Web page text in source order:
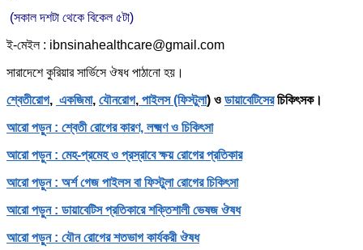
(সকাল দশটা থেকে বিকেল ৫টা)
ই-মেইল : ibnsinahealthcare@gmail.com
সারাদেশে কুরিয়ার সার্ভিসে ঔষধ পাঠানো হয়।
শ্বেতীরোগ, একজিমা, যৌনরোগ, পাইলস (ফিস্টুলা) ও ডায়াবেটিসেরচিকিৎসক।
আরো পড়ুন : শ্বেতী রোগের কারণ, লক্ষ্মণ ও চিকিৎসা
আরো পড়ুন : মেহ-প্রমেহ ও প্রস্রাবে ক্ষয় রোগের প্রতিকার
আরো পড়ুন : অর্শ গেজ পাইলস বা ফিস্টুলা রোগের চিকিৎসা
আরো পড়ুন : ডায়াবেটিস প্রতিকারে শক্তিশালী ভেষজ ঔষধ
আরো পড়ুন : যৌন রোগের শতভাগ কার্যকরী ঔষধ